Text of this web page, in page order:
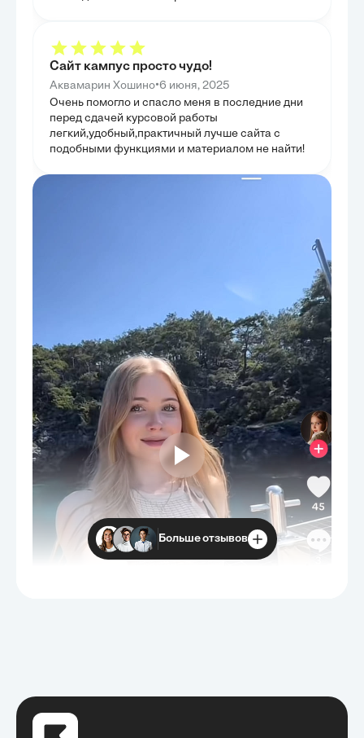
Сайт кампус просто чудо!
Аквамарин Хошино•6 июня, 2025
Очень помогло и спасло меня в последние дни
перед сдачей курсовой работы
легкий,удобный,практичный лучше сайта с
подобными функциями и материалом не найти!
Больше отзывов